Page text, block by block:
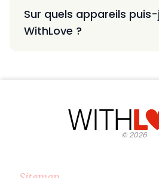
Sur quels appareils
WithLove ?
©2026